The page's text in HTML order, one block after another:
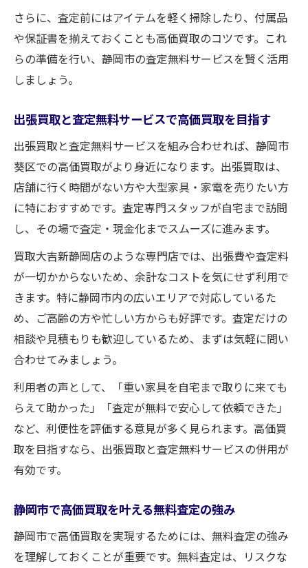
さらに、査定前にはアイテムを軽く掃除したり、付属品
や保証書を揃えておくことも高価買取のコツです。これ
らの準備を行い、静岡市の査定無料サービスを賢く活用
しましょう。
出張買取と査定無料サービスで高価買取を目指す
出張買取と査定無料サービスを組み合わせれば、静岡市
葵区での高価買取がより身近になります。出張買取は、
店舗に行く時間がない方や大型家具・家電を売りたい方
に特におすすめです。査定専門スタッフが自宅まで訪問
し、その場で査定・現金化までスムーズに進みます。
買取大吉新静岡店のような専門店では、出張費や査定料
が一切かからないため、余計なコストを気にせず利用で
きます。特に静岡市内の広いエリアで対応しているた
め、ご高齢の方や忙しい方からも好評です。査定だけの
相談や見積もりも歓迎しているため、まずは気軽に問い
合わせてみましょう。
利用者の声として、「重い家具を自宅まで取りに来ても
らえて助かった」「査定が無料で安心して依頼できた」
など、利便性を評価する意見が多く見られます。高価買
取を目指すなら、出張買取と査定無料サービスの併用が
有効です。
静岡市で高価買取を叶える無料査定の強み
静岡市で高価買取を実現するためには、無料査定の強み
を理解しておくことが重要です。無料査定は、リスクな